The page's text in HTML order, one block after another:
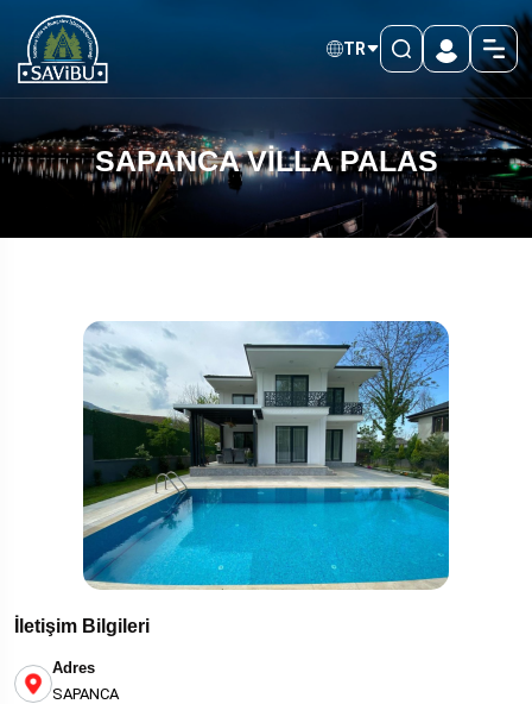
TR
SAPANCA VİLLA PALAS
İletişim Bilgileri
Adres
SAPANCA